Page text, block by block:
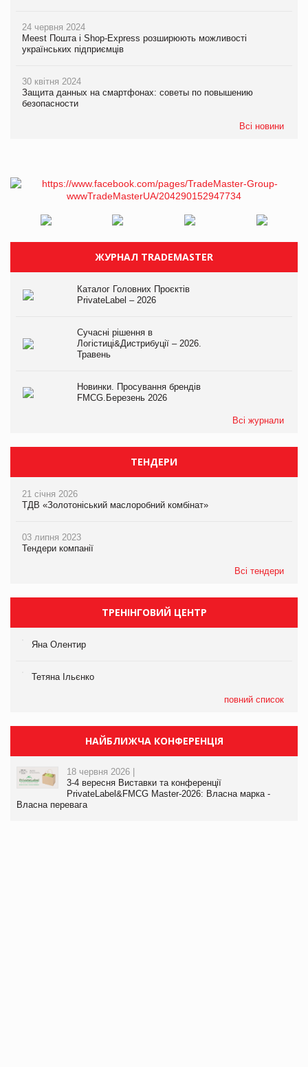
24 червня 2024
Meest Пошта і Shop-Express розширюють можливості
українських підприємців
30 квітня 2024
Защита данных на смартфонах: советы по повышению
безопасности
Всі новини
ЖУРНАЛ TRADEMASTER
Каталог Головних Проєктів
PrivateLabel – 2026
Сучасні рішення в
Логістиці&Дистрибуції – 2026.
Травень
Новинки. Просування брендів
FMCG.Березень 2026
Всі журнали
ТЕНДЕРИ
21 січня 2026
ТДВ «Золотоніський маслоробний комбінат»
03 липня 2023
Тендери компанії
Всі тендери
ТРЕНІНГОВИЙ ЦЕНТР
Яна Олентир
Тетяна Ільєнко
повний список
НАЙБЛИЖЧА КОНФЕРЕНЦІЯ
18 червня 2026 |
3-4 вересня Виставки та конференції
PrivateLabel&FMCG Master-2026: Власна марка -
Власна перевага